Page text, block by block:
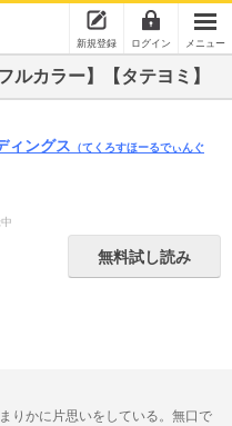
新規登録 ログイン メニュー
ルカラー】【タテヨミ】
ィングス （てくろすほーるでぃんぐ
無料試し読み
りかに片思いをしている。無口で